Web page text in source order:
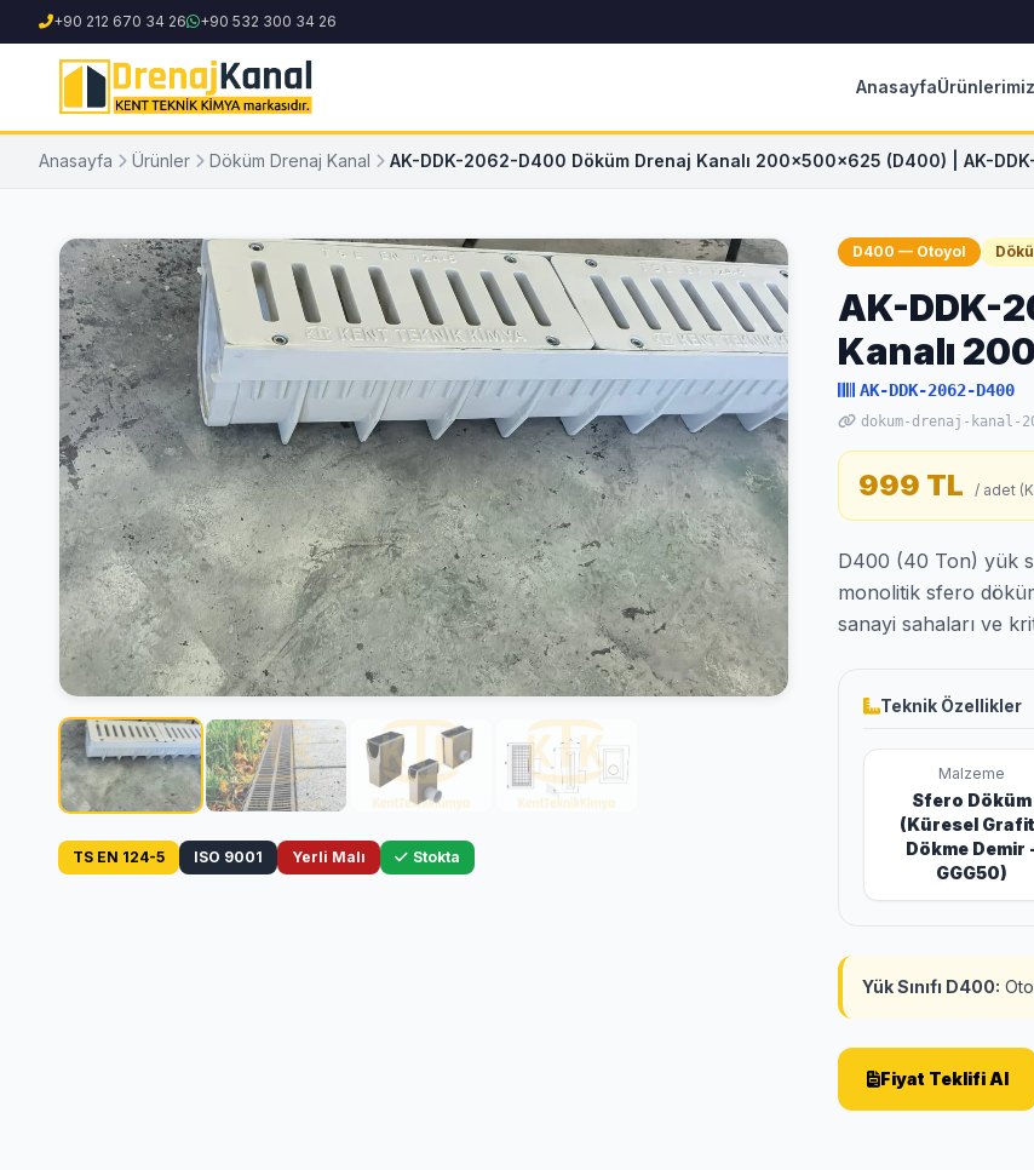
+90 212 670 34 26 +90 532 300 34 26
AnasayfaÜrünlerimiz
Anasayfa Ürünler Döküm Drenaj Kanal AK-DDK-2062-D400 Döküm Drenaj Kanalı 200x500x625 (D400) | AK-
TS EN 124-5 ISO 9001 Yerli Malı Stokta
D400 — Otoyol
AK-DDK-
Kanalı
AK-DDK-2062-D400
dokum-drenaj-kanal-
999 TL / adet
D400 (40 Ton) yük
monolitik sfero
sanayi sahaları ve
Teknik Özellikler
Malzeme
Sfero Döküm
(Küresel
Dökme Demir
GGG50)
Yük Sınıfı D400:
Fiyat Teklifi Al